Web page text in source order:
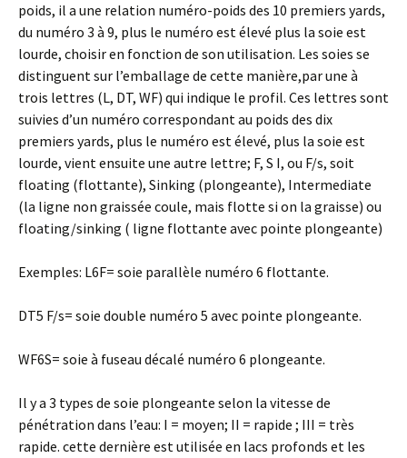
poids, il a une relation numéro-poids des 10 premiers yards,
du numéro 3 à 9, plus le numéro est élevé plus la soie est
lourde, choisir en fonction de son utilisation. Les soies se
distinguent sur l’emballage de cette manière,par une à
trois lettres (L, DT, WF) qui indique le profil. Ces lettres sont
suivies d’un numéro correspondant au poids des dix
premiers yards, plus le numéro est élevé, plus la soie est
lourde, vient ensuite une autre lettre; F, S I, ou F/s, soit
floating (flottante), Sinking (plongeante), Intermediate
(la ligne non graissée coule, mais flotte si on la graisse) ou
floating/sinking ( ligne flottante avec pointe plongeante)
Exemples: L6F= soie parallèle numéro 6 flottante.
DT5 F/s= soie double numéro 5 avec pointe plongeante.
WF6S= soie à fuseau décalé numéro 6 plongeante.
Il y a 3 types de soie plongeante selon la vitesse de
pénétration dans l’eau: I = moyen; II = rapide ; III = très
rapide. cette dernière est utilisée en lacs profonds et les